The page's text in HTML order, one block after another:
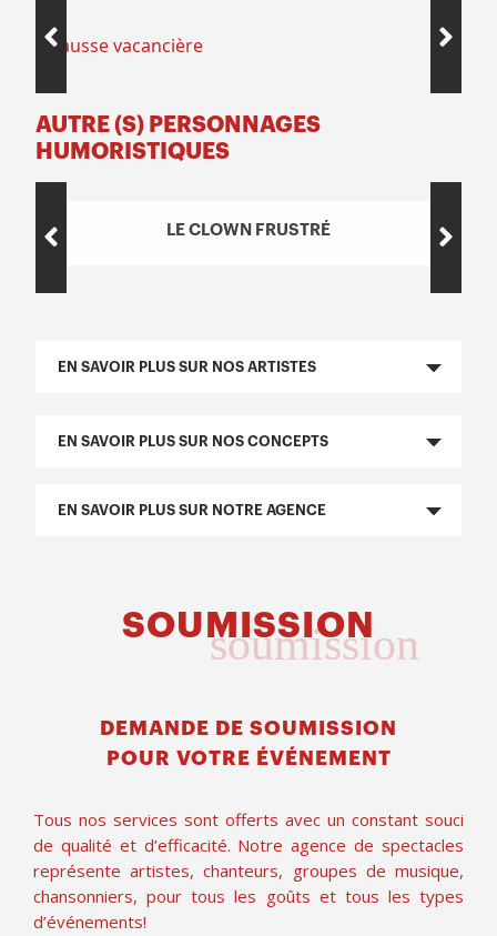
AUTRE (S) PERSONNAGES
HUMORISTIQUES
LE CLOWN FRUSTRÉ
EN SAVOIR PLUS SUR NOS ARTISTES
EN SAVOIR PLUS SUR NOS CONCEPTS
EN SAVOIR PLUS SUR NOTRE AGENCE
SOUMISSION
soumission
DEMANDE DE SOUMISSION
POUR VOTRE ÉVÉNEMENT
Tous nos services sont offerts avec un constant souci
de qualité et d’efficacité. Notre agence de spectacles
représente artistes, chanteurs, groupes de musique,
chansonniers, pour tous les goûts et tous les types
d’événements!